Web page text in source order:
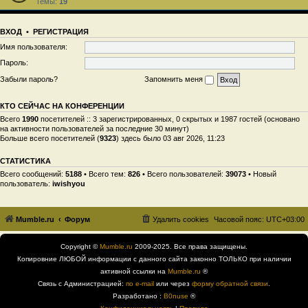
ВХОД • РЕГИСТРАЦИЯ
Имя пользователя:
Пароль:
Забыли пароль?
Запомнить меня
КТО СЕЙЧАС НА КОНФЕРЕНЦИИ
Всего 1990 посетителей :: 3 зарегистрированных, 0 скрытых и 1987 гостей (основано
на активности пользователей за последние 30 минут)
Больше всего посетителей (9323) здесь было 03 авг 2026, 11:23
СТАТИСТИКА
Всего сообщений: 5188 • Всего тем: 826 • Всего пользователей: 39073 • Новый
пользователь: iwishyou
Mumble.ru Форум Часовой пояс: UTC+03:00
Удалить cookies
Copyright ©Mumble.ru 2009-2025. Все права защищены.
Копировние ЛЮБОЙ информации с данного сайта законно ТОЛЬКО при наличии
активной ссылки на Mumble.ru ®
Связь с Администрацией: по e-mail или через форму обратной связи
Разработано : B0nuse ®